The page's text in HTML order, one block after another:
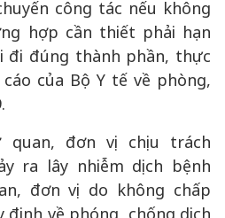
công tác nếu không
hợp cần thiết phải hạn
đi đúng thành phần, thực
của Bộ Y tế về phòng,
quan, đơn vị chịu trách
ra lây nhiễm dịch bệnh
đơn vị do không chấp
định về phóng, chống dịch